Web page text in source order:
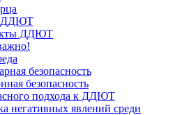
ДДЮТ
ДДЮТ
безопасность
безопасность
подхода к ДДЮТ
негативных явлений среди